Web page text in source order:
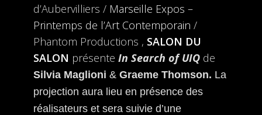
d’Aubervilliers / Marseille Expos –
Printemps de l’Art Contemporain /
Phantom Productions , SALON DU
SALON présente In Search of UIQde
Silvia Maglioni & Graeme Thomson. La
projection aura lieu en présence des
réalisateurs et sera suivie d’une